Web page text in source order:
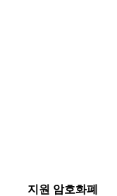
지원 암호화폐